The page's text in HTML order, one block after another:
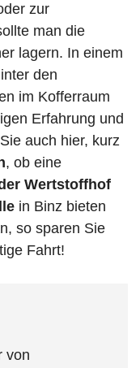
zur
man die
lagern. In einem
den
im Kofferraum
Erfahrung und
auch hier, kurz
, ob eine
Wertstoffhof
in Binz bieten
so sparen Sie
Fahrt!
von